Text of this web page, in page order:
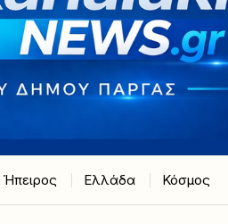
Ήπειρος Ελλάδα Κόσμος